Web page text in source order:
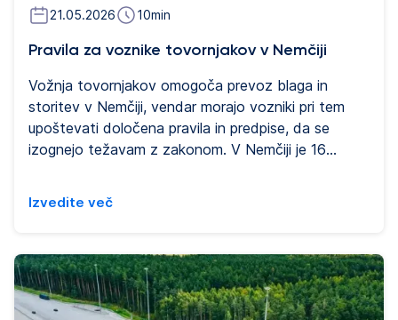
21.05.2026 10min
Pravila za voznike tovornjakov v Nemčiji
Vožnja tovornjakov omogoča prevoz blaga in
storitev v Nemčiji, vendar morajo vozniki pri tem
upoštevati določena pravila in predpise, da se
izognejo težavam z zakonom. V Nemčiji je 16
Zato je pomembno razumeti vsa pravila in zakonske
v Nemčiji.
Izvedite več